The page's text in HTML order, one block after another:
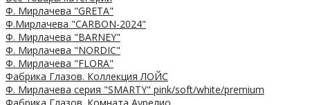
Ф. Мирлачева "GRETA"
Ф.Мирлачева "CARBON-2024"
Ф. Мирлачева "BARNEY"
Ф. Мирлачева "NORDIC"
Ф. Мирлачева "FLORA"
Фабрика Глазов. Коллекция ЛОЙС
Ф. Мирлачева серия "SMARTY" pink/soft/white/premium